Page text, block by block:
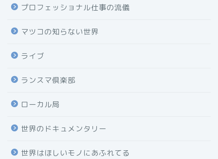
プロフェッショナル仕事の流儀
マツコの知らない世界
ライブ
ランスマ倶楽部
ローカル局
世界のドキュメンタリー
世界はほしいモノにあふれてる